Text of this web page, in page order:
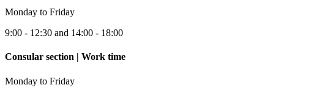
Monday to Friday
9:00 - 12:30 and 14:00 - 18:00
Consular section | Work time
Monday to Friday